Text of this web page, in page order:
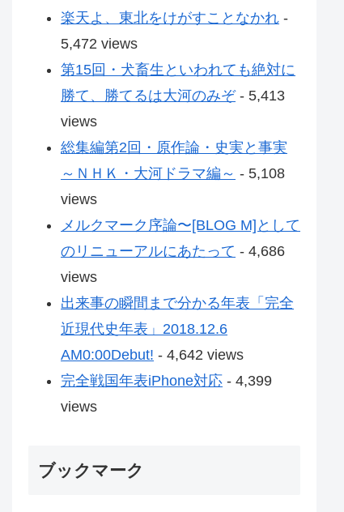
楽天よ、東北をけがすことなかれ -
5,472 views
第15回・犬畜生といわれても絶対に
勝て、勝てるは大河のみぞ- 5,413
views
総集編第2回・原作論・史実と事実
～ＮＨＫ・大河ドラマ編～ - 5,108
views
メルクマーク序論〜[BLOG M]として
のリニューアルにあたって - 4,686
views
出来事の瞬間まで分かる年表「完全
近現代史年表」2018.12.6
AM0:00Debut! - 4,642 views
完全戦国年表iPhone対応 - 4,399
views
ブックマーク